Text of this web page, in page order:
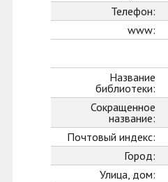
Телефон:
www:
Название
библиотеки:
Сокращенное
название:
Почтовый индекс:
Город:
Улица, дом: